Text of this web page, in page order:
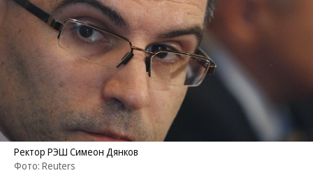
Ректор РЭШ Симеон Дянков
Фото: Reuters